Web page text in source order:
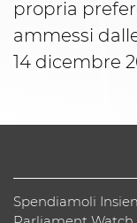
propria
ammessi
14 dicembre
Spendiamoli